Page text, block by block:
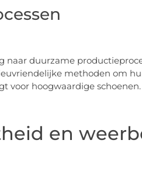
naar duurzame
methoden om
voor hoogwaardige schoenen.
en